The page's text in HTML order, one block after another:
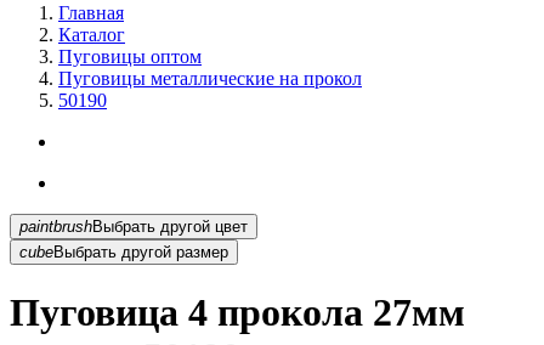
Главная
Каталог
Пуговицы оптом
Пуговицы металлические на прокол
50190
paintbrush
Выбрать другой цвет
cubeВыбрать другой размер
Пуговица 4 прокола 27мм